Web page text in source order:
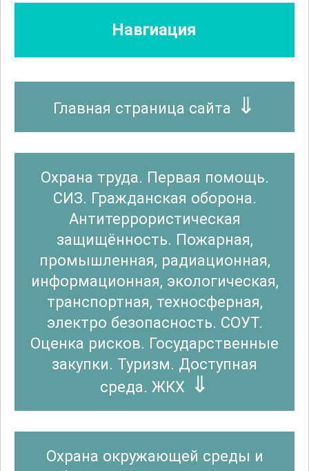
Навгиация
Главная страница сайта
Охрана труда. Первая помощь.
СИЗ. Гражданская оборона.
Антитеррористическая
защищённость. Пожарная,
промышленная, радиационная,
информационная, экологическая,
транспортная, техносферная,
электро безопасность. СОУТ.
Оценка рисков. Государственные
закупки. Туризм. Доступная
среда. ЖКХ
Охрана окружающей среды и